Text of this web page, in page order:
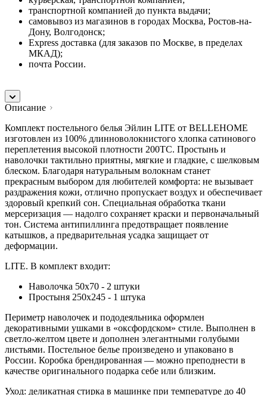
транспортной компанией до пункта выдачи;
самовывоз из магазинов в городах Москва, Ростов-на-
Дону, Волгодонск;
Express доставка (для заказов по Москве, в пределах
МКАД);
почта России.
Описание
Комплект постельного белья Эйлин LITE от BELLEHOME
изготовлен из 100% длинноволокнистого хлопка сатинового
переплетения высокой плотности 200ТC. Простынь и
наволочки тактильно приятны, мягкие и гладкие, с шелковым
блеском. Благодаря натуральным волокнам станет
прекрасным выбором для любителей комфорта: не вызывает
раздражения кожи, отлично пропускает воздух и обеспечивает
здоровый крепкий сон. Специальная обработка ткани
мерсеризация — надолго сохраняет краски и первоначальный
тон. Система антипиллинга предотвращает появление
катышков, а предварительная усадка защищает от
деформации.
LITE. В комплект входит:
Наволочка 50х70 - 2 штуки
Простыня 250х245 - 1 штука
Периметр наволочек и пододеяльника оформлен
декоративными ушками в «оксфордском» стиле. Выполнен в
светло-желтом цвете и дополнен элегантными голубыми
листьями. Постельное белье произведено и упаковано в
России. Коробка брендированная — можно преподнести в
качестве оригинального подарка себе или близким.
Уход: деликатная стирка в машинке при температуре до 40